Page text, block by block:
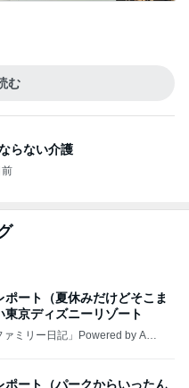
東京ディズニーリゾート
リーオフィシャルブログ
ポート（パークからいったん
観てきました。）
ズ】パイレーツトレジャーの